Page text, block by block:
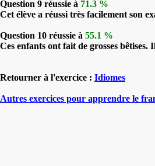
Question 9 réussie à 71.3 %
Cet élève a réussi très facilement son
Question 10 réussie à 55.1 %
Ces enfants ont fait de grosses
Retourner à l'exercice : Idiomes
Autres exercices pour apprendre le